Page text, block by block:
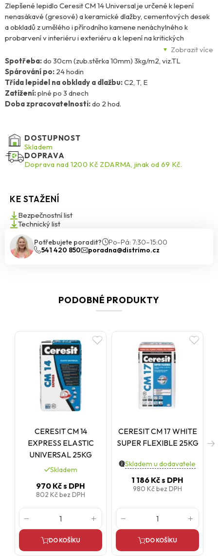
Zobrazit více
Zlepšené lepidlo Ceresit CM 14 Universal je určené k lepení
nenasákavé (gresové) a keramické dlažby, cementových desek
a obkladů z umělého i přírodního kamene nenáchylného k
probarvení v interiéru i exteriéru a k lepení na kritických
podkladech. Lepidlo CM 14 Universal může být použito pro
oblasti zatížené vlhkostí a pro podlahové vytápění. Je
doporučeno pro podlahy se zvýšeným funkčním zatížením jako v
nákupních centrech či na schodištích. Vlastnosti lepidla umožňují
použití na sádrovláknité desky a sádrokarton, anhydritové potěry,
sádrové a betonové podklady a těsnicí hmoty Ceresit CL 50 a
Spotřeba:do 30cm (zub.stěrka 10mm) 3kg/m2, viz.TL
Spárování po: 24 hodin
Třída lepidel na obklady a dlažbu:C2, T, E
Zatížení:plné po 3 dnech
Doba zpracovatelnosti:do 2 hod.
DOSTUPNOST
Skladem
DOPRAVA
Doprava nad 1200 Kč ZDARMA, jinak od 69 Kč.
KE STAŽENÍ
Bezpečnostní list
Technický list
Potřebujete poradit?
Po–Pá: 7:30–15:00
541 420 850
poradna@distrimo.cz
PODOBNÉ PRODUKTY
CERESIT CM 14
EXPRESS ELASTIC
UNIVERSAL 25KG
Skladem
970 Kčs DPH
802 Kčbez DPH
DO KOŠÍKU
CERESIT CM 17 WHITE
SUPER FLEXIBLE 25KG
Skladem u dodavatele
1 186 Kčs DPH
980 Kčbez DPH
DO KOŠÍKU